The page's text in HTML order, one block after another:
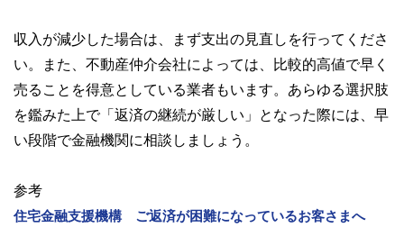
収入が減少した場合は、まず支出の見直しを行ってくださ
い。また、不動産仲介会社によっては、比較的高値で早く
売ることを得意としている業者もいます。あらゆる選択肢
を鑑みた上で「返済の継続が厳しい」となった際には、早
い段階で金融機関に相談しましょう。
参考
住宅金融支援機構 ご返済が困難になっているお客さまへ